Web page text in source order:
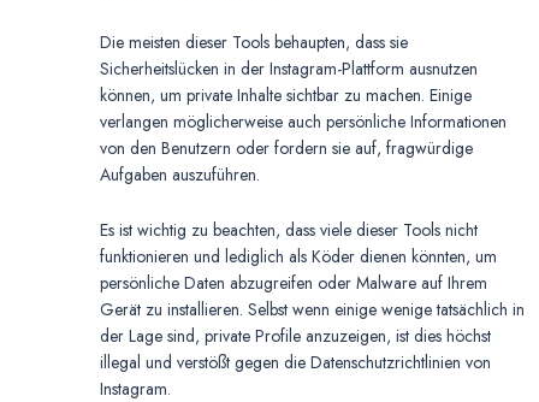
Die meisten dieser Tools behaupten, dass sie
Sicherheitslücken in der Instagram-Plattform ausnutzen
können, um private Inhalte sichtbar zu machen. Einige
verlangen möglicherweise auch persönliche Informationen
von den Benutzern oder fordern sie auf, fragwürdige
Aufgaben auszuführen.
Es ist wichtig zu beachten, dass viele dieser Tools nicht
funktionieren und lediglich als Köder dienen könnten, um
persönliche Daten abzugreifen oder Malware auf Ihrem
Gerät zu installieren. Selbst wenn einige wenige tatsächlich in
der Lage sind, private Profile anzuzeigen, ist dies höchst
illegal und verstößt gegen die Datenschutzrichtlinien von
Instagram.